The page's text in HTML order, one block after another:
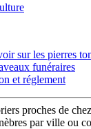
sur les pierres
funéraires
et réglement
proches de
par ville ou